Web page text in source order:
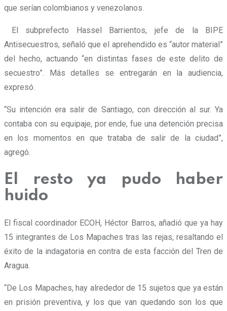
que serían colombianos y venezolanos.
El subprefecto Hassel Barrientos, jefe de la BIPE
Antisecuestros, señaló que el aprehendido es “autor material”
del hecho, actuando “en distintas fases de este delito de
secuestro”. Más detalles se entregarán en la audiencia,
expresó.
“Su intención era salir de Santiago, con dirección al sur. Ya
contaba con su equipaje, por ende, fue una detención precisa
en los momentos en que trataba de salir de la ciudad”,
agregó.
El resto ya pudo haber
huido
El fiscal coordinador ECOH, Héctor Barros, añadió que ya hay
15 integrantes de Los Mapaches tras las rejas, resaltando el
éxito de la indagatoria en contra de esta facción del Tren de
Aragua.
“De Los Mapaches, hay alrededor de 15 sujetos que ya están
en prisión preventiva, y los que van quedando son los que